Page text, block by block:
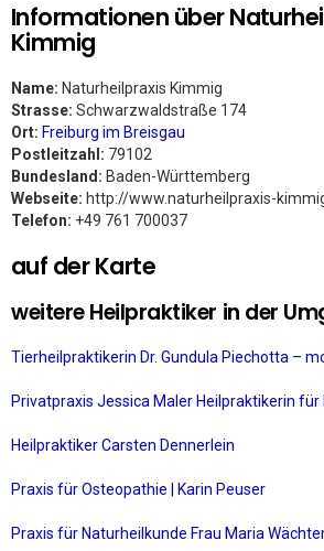
Informationen über
Kimmig
Name: Naturheilpraxis Kimmig
Strasse: Schwarzwaldstraße 174
Ort: Freiburg im Breisgau
Postleitzahl: 79102
Bundesland: Baden-Württemberg
Webseite: http://www.naturheilpraxis-
Telefon: +49 761 700037
auf der Karte
weitere Heilpraktiker in der
Tierheilpraktikerin Dr. Gundula Piechotta –
Privatpraxis Jessica Maler Heilpraktikerin
Heilpraktiker Carsten Dennerlein
Praxis für Osteopathie | Karin Peuser
Praxis für Naturheilkunde Frau Maria